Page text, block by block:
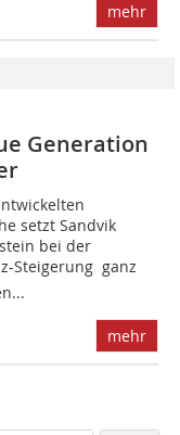
mehr
Generation
setzt Sandvik
bei der
Steigerung  ganz
mehr